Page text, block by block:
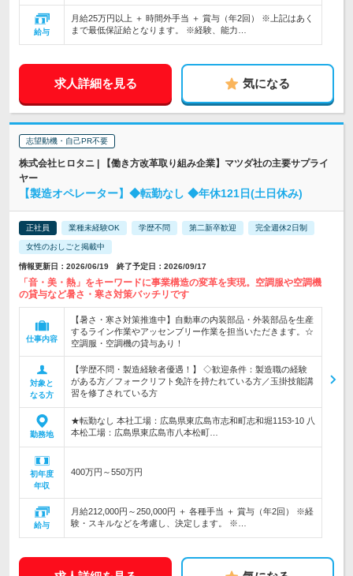
給与
月給25万円以上 ＋ 時間外手当 ＋ 賞与（年2回） ※上記はあく
まで最低保証給となります。 ※経験、能力…
求人詳細を見る 気になる
志望動機・自己PR不要
株式会社ヒロタニ | 【働き方改革取り組み企業】マツダ社の主要サプライ
ヤー
【製造オペレーター】◆転勤なし ◆年休121日(土日休み)
正社員 業種未経験OK 学歴不問 第二新卒歓迎 完全週休2日制
女性のおしごと掲載中
情報更新日：2026/06/19 終了予定日：2026/09/17
「音・美・熱」をキーワードに事業構造の変革を実現。空調服や空調機
の貸与など暑さ・寒さ対策バッチリです
仕事内容
【暑さ・寒さ対策推進中】自動車の内装部品・外装部品を生産
するライン作業やアッセンブリー作業を担当いただきます。☆
空調服・空調機の貸与あり！
対象と
なる方
【学歴不問・製造経験者優遇！】 ◇歓迎条件：製造職の経験
がある方／フォークリフト免許を持たれている方／玉掛技能講
習を修了されている方
勤務地
★転勤なし 本社工場：広島県東広島市志和町志和堀1153-10 八
本松工場：広島県東広島市八本松町…
初年度
年収
400万円～550万円
給与
月給212,000円～250,000円 ＋ 各種手当 ＋ 賞与（年2回） ※経
験・スキルなどを考慮し、決定します。 ※…